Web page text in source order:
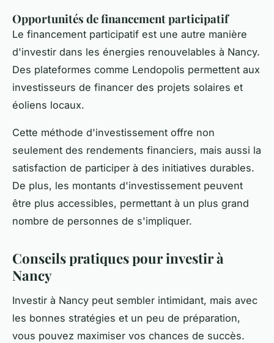
Opportunités de financement participatif
Le financement participatif est une autre manière
d'investir dans les énergies renouvelables à Nancy.
Des plateformes comme Lendopolis permettent aux
investisseurs de financer des projets solaires et
éoliens locaux.
Cette méthode d'investissement offre non
seulement des rendements financiers, mais aussi la
satisfaction de participer à des initiatives durables.
De plus, les montants d'investissement peuvent
être plus accessibles, permettant à un plus grand
nombre de personnes de s'impliquer.
Conseils pratiques pour investir à
Nancy
Investir à Nancy peut sembler intimidant, mais avec
les bonnes stratégies et un peu de préparation,
vous pouvez maximiser vos chances de succès.